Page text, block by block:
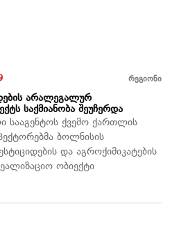
რეგიონი
არალეგალურ
საქმიანობა შეუჩერდა
სააგენტოს ქვემო ქართლის
ბოლნისის
და აგროქიმიკატების
ობიექტი